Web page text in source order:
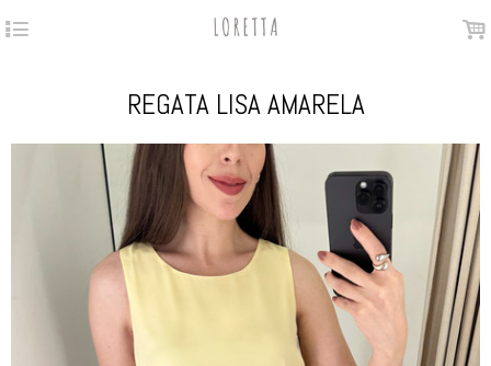
4 .
REGATA LISA AMARELA